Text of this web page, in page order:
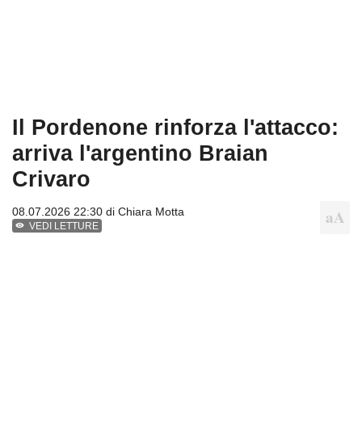
Il Pordenone rinforza l'attacco:
arriva l'argentino Braian
Crivaro
08.07.2026 22:30 di Chiara Motta
VEDI LETTURE